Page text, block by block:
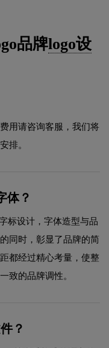
品牌logo设
用请咨询客服，我们将
排。
体？
标设计，字体造型与品
同时，彰显了品牌的简
都经过精心考量，使整
致的品牌调性。
？